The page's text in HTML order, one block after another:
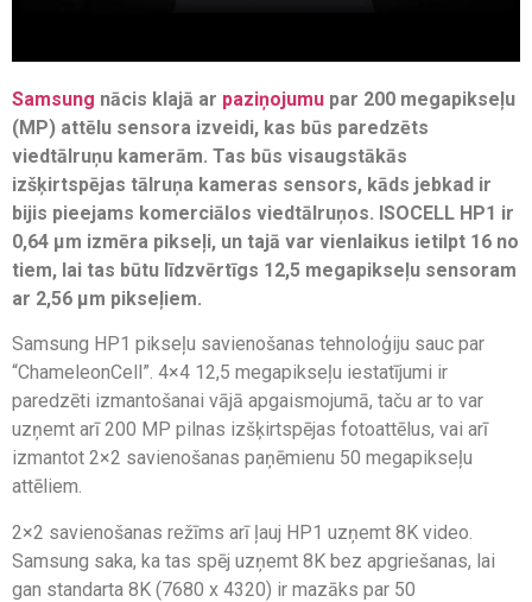
Samsung nācis klajā ar paziņojumu par 200 megapikseļu
(MP) attēlu sensora izveidi, kas būs paredzēts
viedtālruņu kamerām. Tas būs visaugstākās
izšķirtspējas tālruņa kameras sensors, kāds jebkad ir
bijis pieejams komerciālos viedtālruņos. ISOCELL HP1 ir
0,64 μm izmēra pikseļi, un tajā var vienlaikus ietilpt 16 no
tiem, lai tas būtu līdzvērtīgs 12,5 megapikseļu sensoram
ar 2,56 μm pikseļiem.
Samsung HP1 pikseļu savienošanas tehnoloģiju sauc par
“ChameleonCell”. 4×4 12,5 megapikseļu iestatījumi ir
paredzēti izmantošanai vājā apgaismojumā, taču ar to var
uzņemt arī 200 MP pilnas izšķirtspējas fotoattēlus, vai arī
izmantot 2×2 savienošanas paņēmienu 50 megapikseļu
attēliem.
2×2 savienošanas režīms arī ļauj HP1 uzņemt 8K video.
Samsung saka, ka tas spēj uzņemt 8K bez apgriešanas, lai
gan standarta 8K (7680 x 4320) ir mazāks par 50